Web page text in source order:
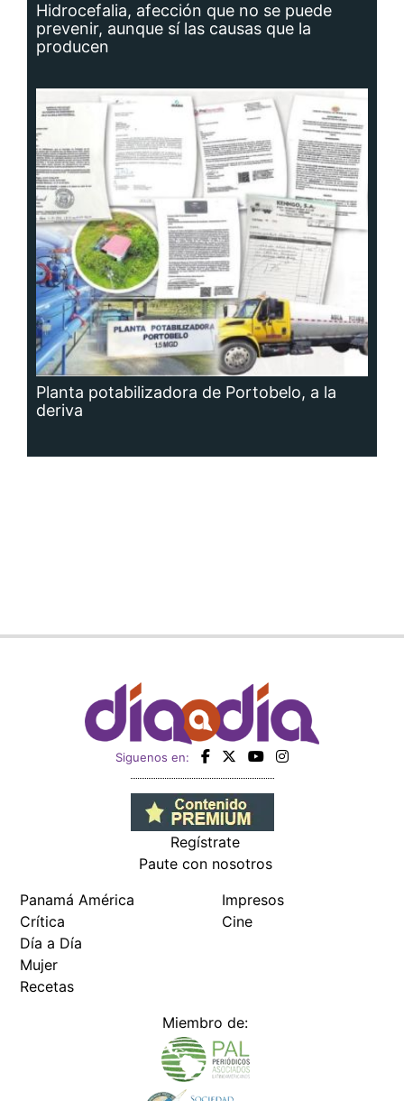
Hidrocefalia, afección que no se puede
prevenir, aunque sí las causas que la
producen
Planta potabilizadora de Portobelo, a la
deriva
Siguenos en:
Regístrate
Paute con nosotros
Panamá América
Crítica
Día a Día
Mujer
Recetas
Impresos
Cine
Miembro de: